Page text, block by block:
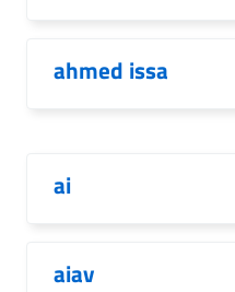
ahmed issa
ai
aiav